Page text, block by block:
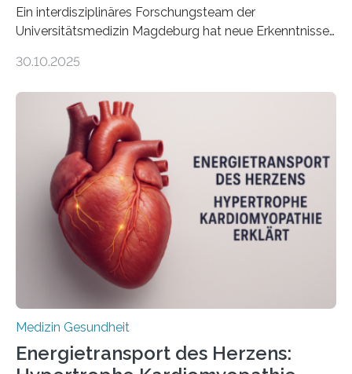
Ein interdisziplinäres Forschungsteam der
Universitätsmedizin Magdeburg hat neue Erkenntnisse
behandelt werden kann. In ihrer aktuellen Studie,
Oncology, zeigen die Forschenden, dass Mini-Tumore
aus Gewebe von Patientinnen und Patienten –
sogenannte Organoide – genutzt werden können, um
vorab zu prüfen, welche Medikamente am besten
wirken. Dabei wurde ein Eiweiß identifiziert, das künftig
als Biomarker für die Wahl der passenden Therapie
dienen könnte. Darmkrebs zählt weltweit zu den
häufigsten Krebsarten und stellt…
30.10.2025
Medizin Gesundheit
Energietransport des Herzens: